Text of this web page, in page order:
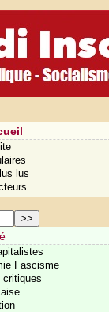
lus
Fascisme
critiques